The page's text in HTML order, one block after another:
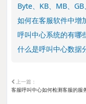
Byte、KB、MB、
如何在客服软件中增
呼叫中心系统的有哪
什么是呼叫中心数据
上一篇：
客服呼叫中心如何检测客服的服